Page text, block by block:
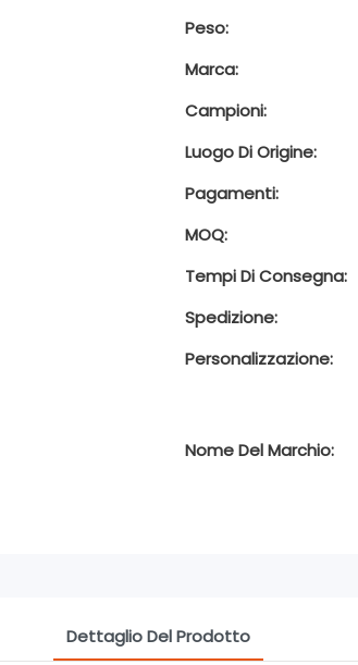
Peso:
Marca:
Campioni:
Luogo Di Origine:
Pagamenti:
MOQ:
Tempi Di Consegna:
Spedizione:
Personalizzazione:
Nome Del Marchio:
Dettaglio Del Prodotto